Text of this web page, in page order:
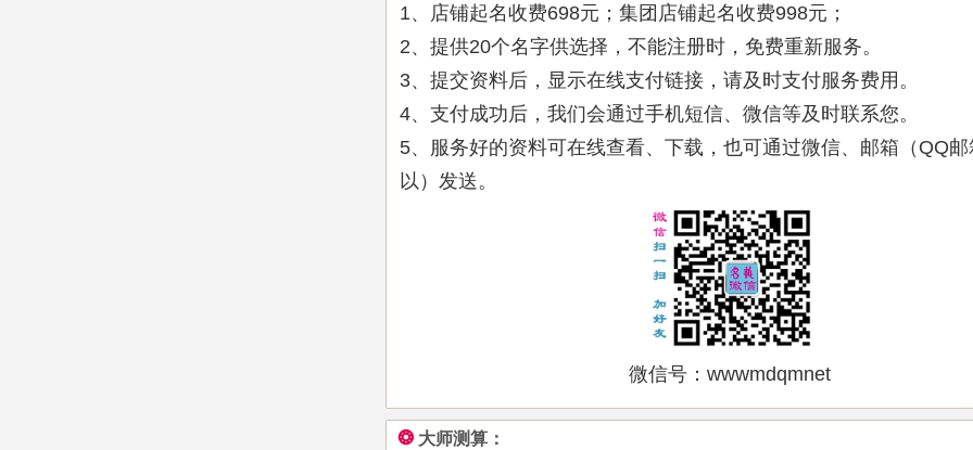
1、店铺起名收费698元；集团店铺起名收费998元；
2、提供20个名字供选择，不能注册时，免费重新服务。
3、提交资料后，显示在线支付链接，请及时支付服务费用。
4、支付成功后，我们会通过手机短信、微信等及时联系您。
5、服务好的资料可在线查看、下载，也可通过微信、邮箱（QQ
以）发送。
微信号：wwwmdqmnet
❂ 大师测算：